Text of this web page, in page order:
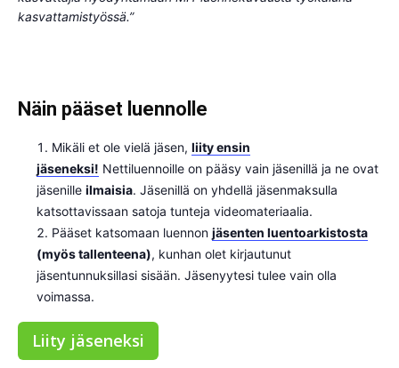
kasvattamistyössä.”
Näin pääset luennolle
Mikäli et ole vielä jäsen, liity ensin
jäseneksi! Nettiluennoille on pääsy vain jäsenillä ja ne ovat
jäsenille ilmaisia. Jäsenillä on yhdellä jäsenmaksulla
katsottavissaan satoja tunteja videomateriaalia.
Pääset katsomaan luennon jäsenten luentoarkistosta
(myös tallenteena), kunhan olet kirjautunut
jäsentunnuksillasi sisään. Jäsenyytesi tulee vain olla
voimassa.
Liity jäseneksi